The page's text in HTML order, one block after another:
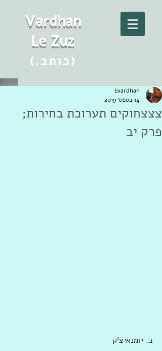
Vardhan
Le Zuz
(.כותב)
צצצחוקים תערוכת בחירות;
פרק יב
bvardhan
14 בספט׳ 2019
ב. יומנאיצ'ק